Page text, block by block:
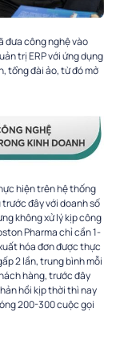
đưa công nghệ vào
trị ERP với ứng dụng
tổng đài ảo, từ đó mở
hiện trên hệ thống
đây với doanh số
không xử lý kịp công
Pharma chỉ cần 1-
hóa đơn được thực
2 lần, trung bình mỗi
hàng, trước đây
hồi kịp thời thì nay
200-300 cuộc gọi